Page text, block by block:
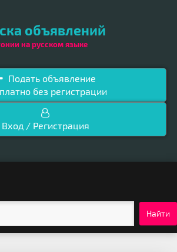
объявлений
на русском языке
Подать объявление
без регистрации
Вход / Регистрация
Найти